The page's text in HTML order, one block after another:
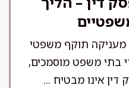
תוקף משפטי
בתי משפט מוסמכים,
אינו מבטיח ...